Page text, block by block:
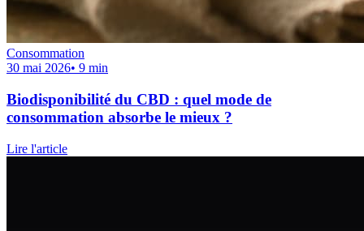
Consommation
30 mai 2026• 9 min
Biodisponibilité du CBD : quel mode de
consommation absorbe le mieux ?
Lire l'article